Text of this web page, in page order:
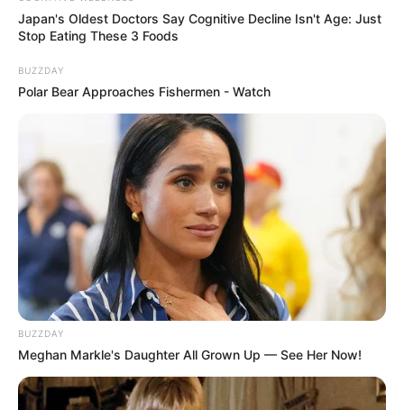
(foto: instagram/raffinagita1717)
5. Selain jago menyanyi, Raisa juga mahir dalam
memasak. Ia sempat belajar menghidangkan
masakan kala berada di India
Japan's Oldest Doctors Say Cognitive Decline Isn't Age: Just
Stop Eating These 3 Foods
BUZZDAY
Polar Bear Approaches Fishermen - Watch
BUZZDAY
Meghan Markle's Daughter All Grown Up — See Her Now!